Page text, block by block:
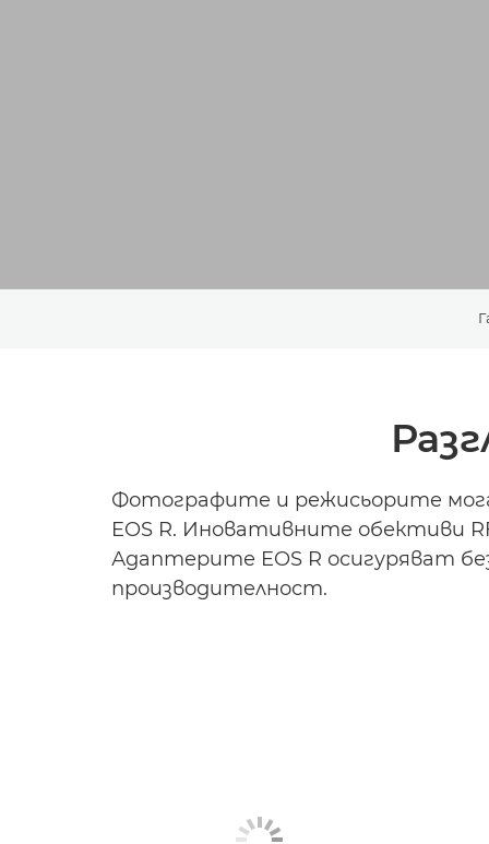
Фотографите и режисьорите
EOS R. Иновативните обективи
Адаптерите EOS R осигуряват
производителност.